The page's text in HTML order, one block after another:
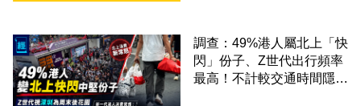
調查：49%港人屬北上「快
閃」份子、Z世代出行頻率
最高！不計較交通時間隱形